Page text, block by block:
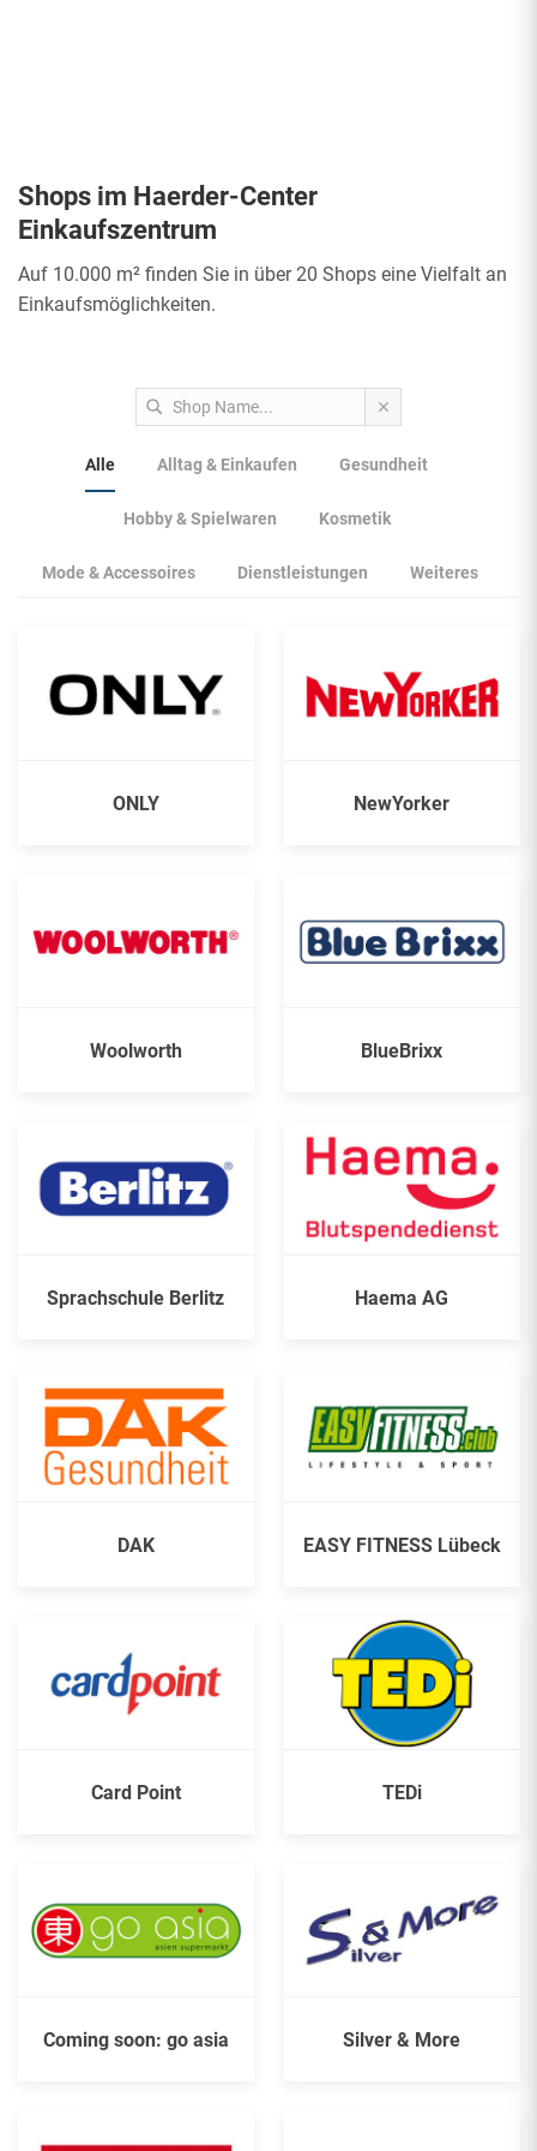
Shops im Haerder-Center
Einkaufszentrum
Auf 10.000 m² finden Sie in über 20 Shops eine Vielfalt an
Einkaufsmöglichkeiten.
Alle Alltag & Einkaufen Gesundheit
Hobby & Spielwaren Kosmetik
Mode & Accessoires Dienstleistungen Weiteres
ONLY NewYorker
Woolworth BlueBrixx
Sprachschule Berlitz Haema AG
DAK EASY FITNESS Lübeck
Card Point TEDi
Coming soon: go asia Silver & More